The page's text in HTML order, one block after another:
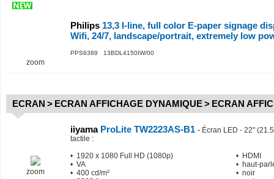
zoom
Philips 13,3 I-line, full color E-paper signage
Wifi, 24/7, landscape/portrait, extremely low
PPS6389 13BDL4150IW/00
ECRAN > ECRAN AFFICHAGE DYNAMIQUE> ECRAN
zoom
iiyamaProLite TW2223AS-B1 - Écran LED - 22"
tactile :
• 1920 x 1080 Full HD (1080p)
• VA
• 400 cd/m²
• HDMI
• haut-
• noir